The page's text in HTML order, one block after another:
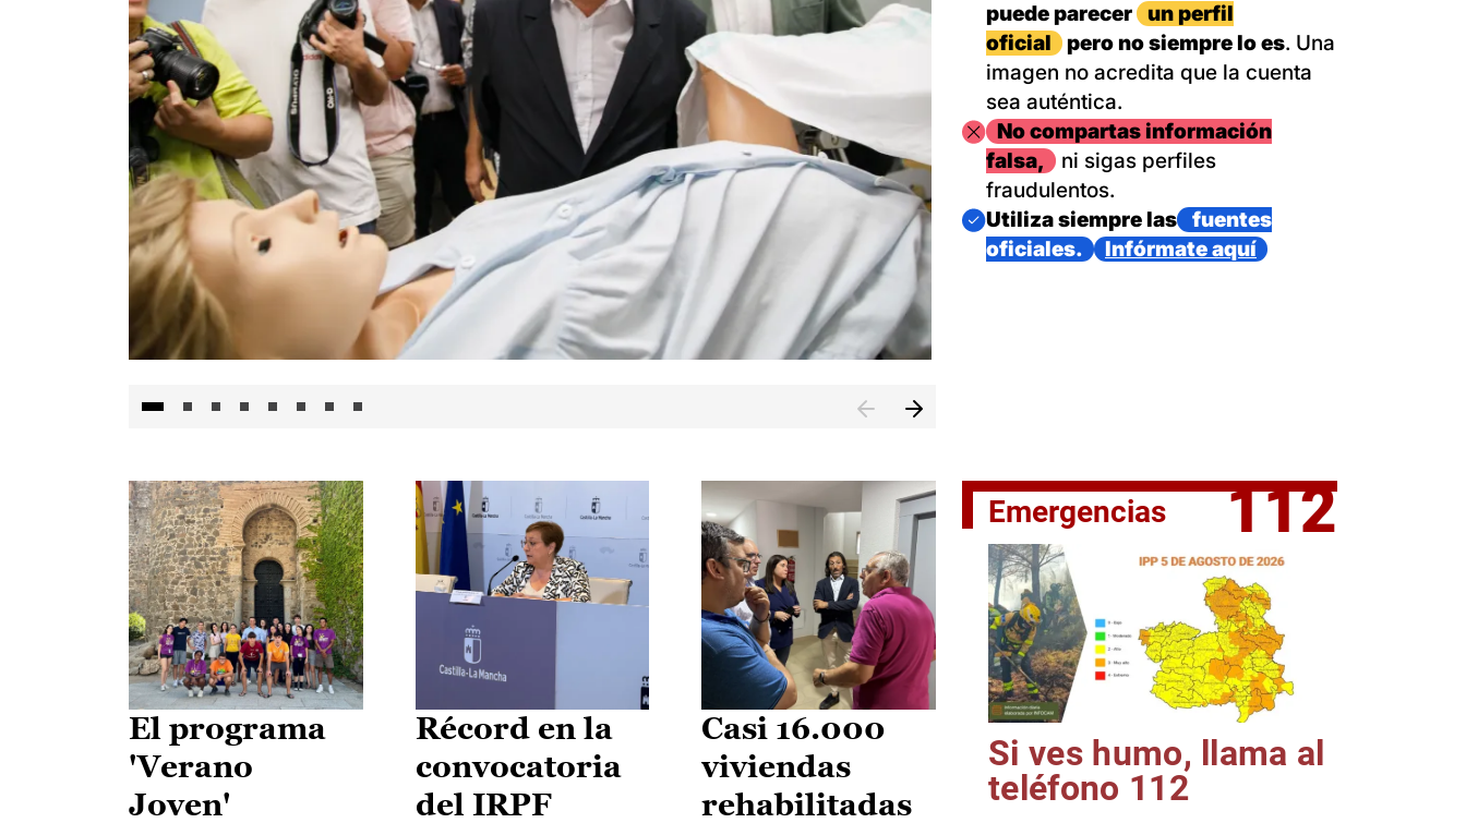
El jefe del Ejecutivo castellanomanchego, Emiliano García-
puede parecer
un perfil
oficial
pero no siempre lo es. Una
imagen no acredita que la cuenta
sea auténtica.
ImagenNo compartas información
falsa,
ni sigas perfiles
fraudulentos.
Imagen
Utiliza siempre las
fuentes
oficiales.
Infórmate aquí
El programa
'Verano
Joven'
Récord en la
convocatoria
del IRPF
Casi 16.000
viviendas
rehabilitadas
Emergencias 112
Si ves humo, llama al
teléfono 112